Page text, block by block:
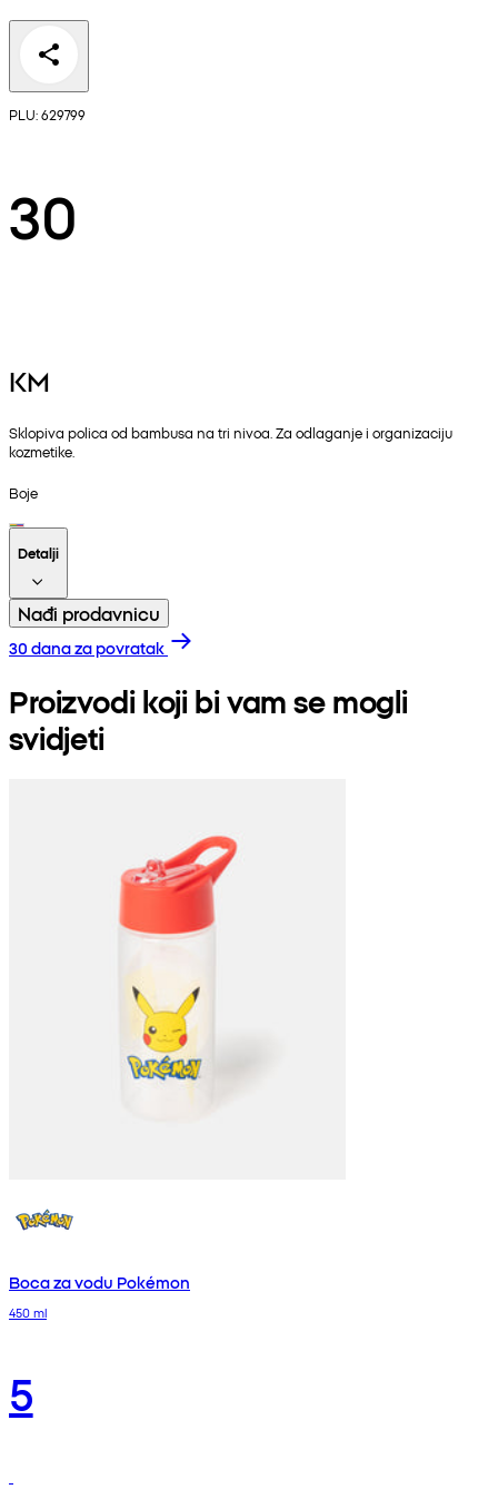
PLU: 629799
30
KM
Sklopiva polica od bambusa na tri nivoa. Za odlaganje i organizaciju
kozmetike.
Boje
Detalji
Nađi prodavnicu
30 dana za povratak
Proizvodi koji bi vam se mogli
svidjeti
Boca za vodu Pokémon
450 ml
5